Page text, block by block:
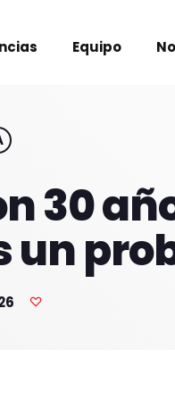
Equipo
30
un